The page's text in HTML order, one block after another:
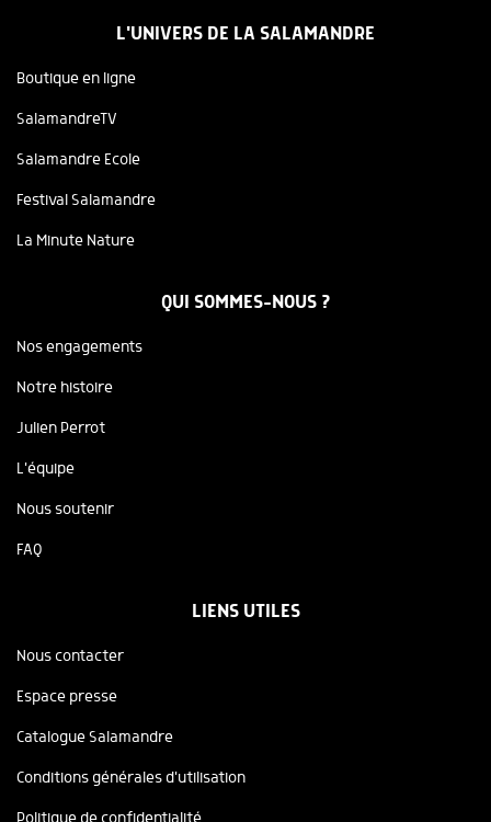
L'UNIVERS DE LA SALAMANDRE
Boutique en ligne
SalamandreTV
Salamandre Ecole
Festival Salamandre
La Minute Nature
QUI SOMMES-NOUS ?
Nos engagements
Notre histoire
Julien Perrot
L'équipe
Nous soutenir
FAQ
LIENS UTILES
Nous contacter
Espace presse
Catalogue Salamandre
Conditions générales d'utilisation